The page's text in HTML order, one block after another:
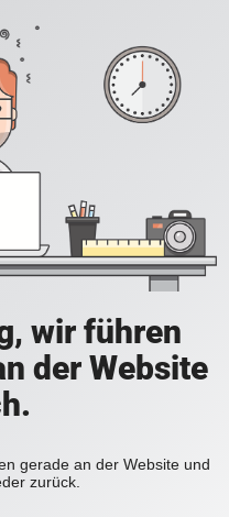
wir führen
der Website
gerade an der Website und
zurück.